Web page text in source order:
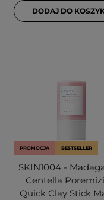
DODAJ DO
PROMOCJA BESTSELLER
SKIN1004 -
Centella
Quick Clay Stick